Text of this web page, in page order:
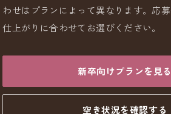
わせはプランによって異なります。応
仕上がりに合わせてお選びください。
新卒向けプランを見る
空き状況を確認する